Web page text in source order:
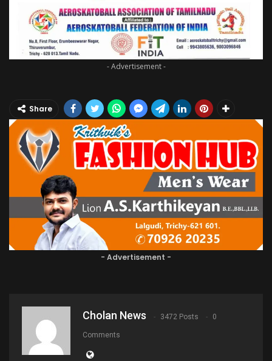
- Advertisement -
Share
- Advertisement -
Cholan News 3472 Posts 0
Comments